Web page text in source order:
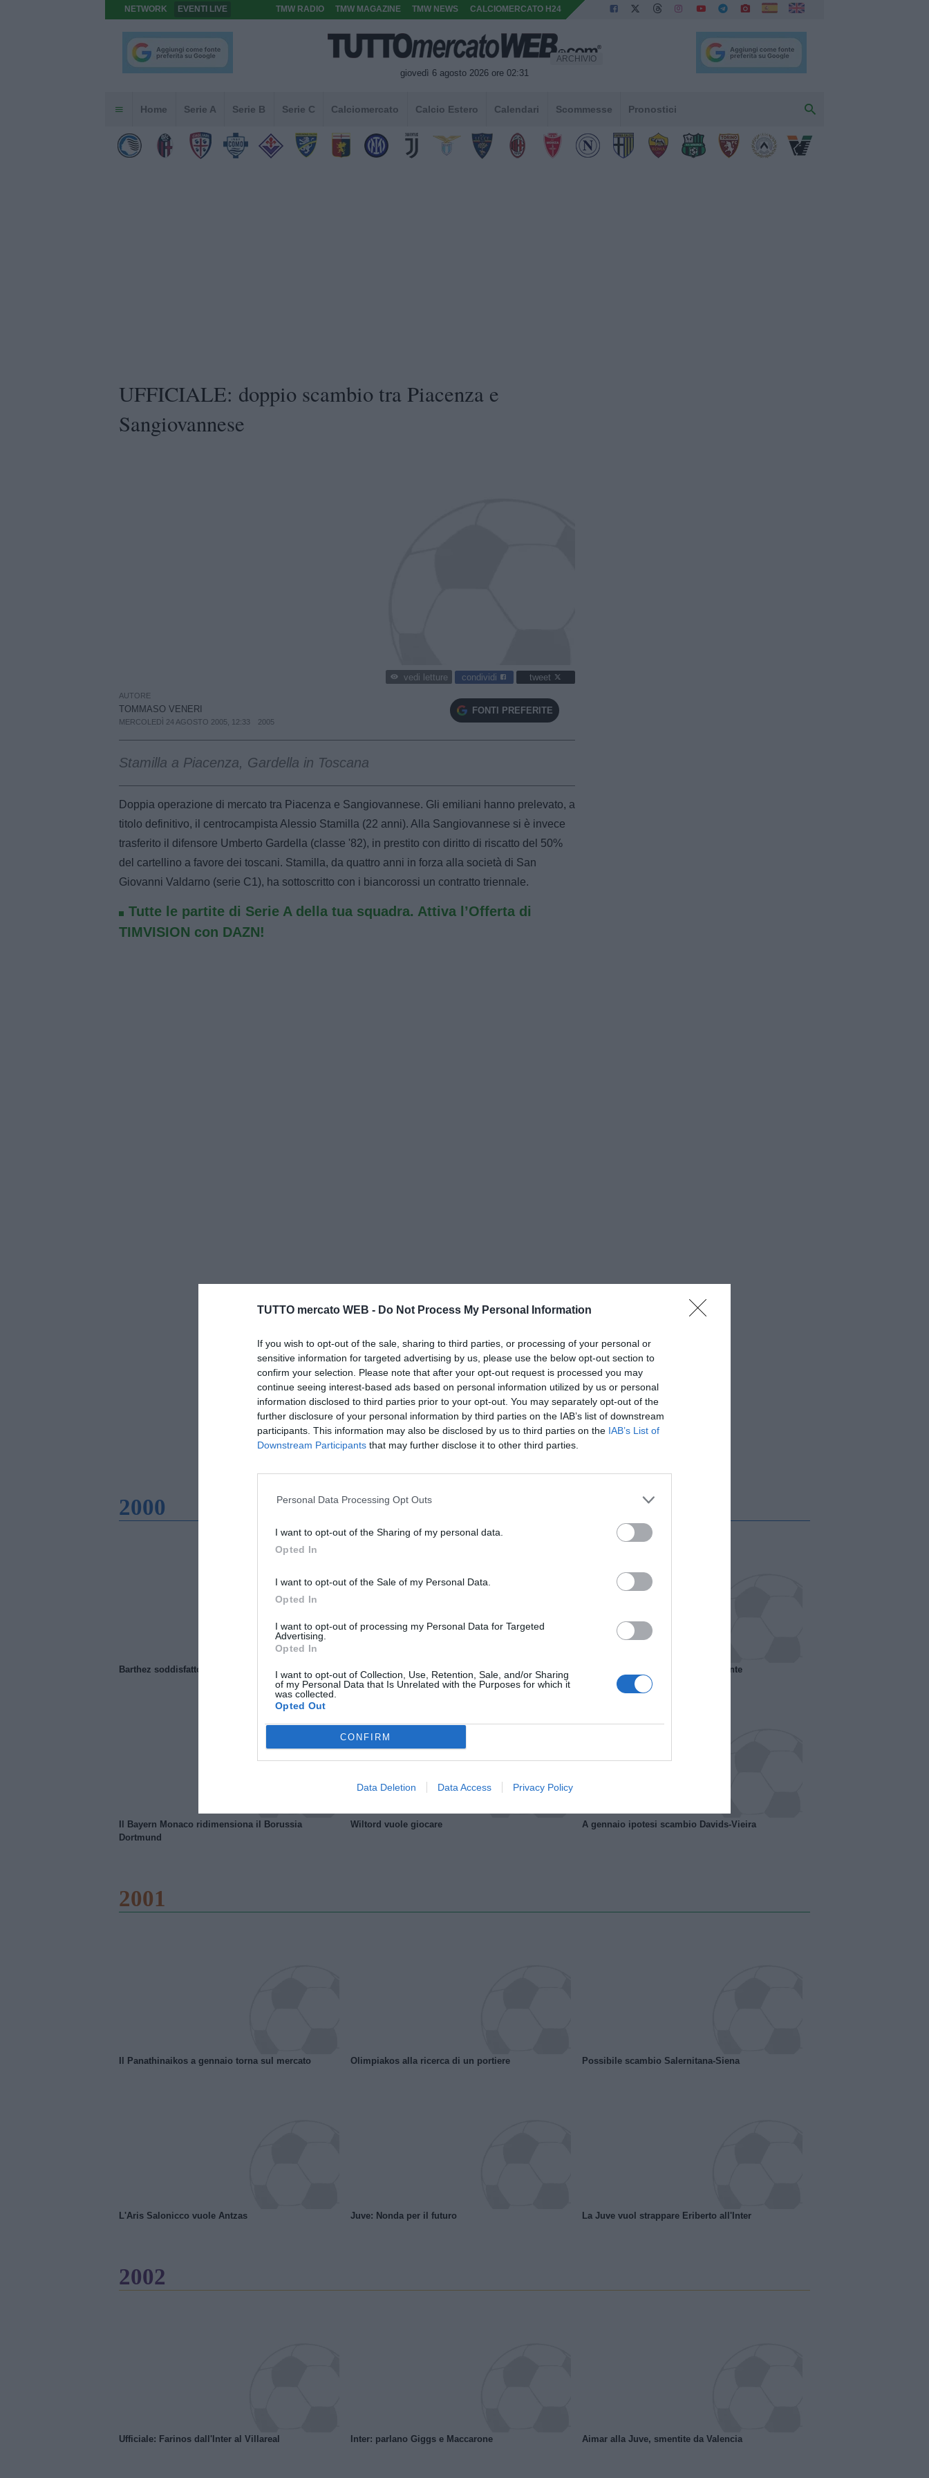
TUTTO mercato WEB - Do Not Process My Personal Information
If you wish to opt-out of the sale, sharing to third parties, or processing of your personal or
sensitive information for targeted advertising by us, please use the below opt-out section to
confirm your selection. Please note that after your opt-out request is processed you may
continue seeing interest-based ads based on personal information utilized by us or personal
information disclosed to third parties prior to your opt-out. You may separately opt-out of the
further disclosure of your personal information by third parties on the IAB’s list of downstream
participants. This information may also be disclosed by us to third parties on the IAB’s List of
Downstream Participants that may further disclose it to other third parties.
Personal Data Processing Opt Outs
I want to opt-out of the Sharing of my personal data.
Opted In
I want to opt-out of the Sale of my Personal Data.
Opted In
I want to opt-out of processing my Personal Data for Targeted
Advertising.
Opted In
I want to opt-out of Collection, Use, Retention, Sale, and/or Sharing
of my Personal Data that Is Unrelated with the Purposes for which it
was collected.
Opted Out
CONFIRM
Data Deletion Data Access Privacy Policy
NETWORK EVENTI LIVE TMW RADIO TMW MAGAZINE TMW NEWS CALCIOMERCATO H24
giovedì 6 agosto 2026 ore 02:31
ARCHIVIO
Home Serie A Serie B Serie C Calciomercato Calcio Estero Calendari Scommesse Pronostici
UFFICIALE: doppio scambio tra Piacenza e
Sangiovannese
vedi letture condividi tweet
AUTORE
TOMMASO VENERI
MERCOLEDÌ 24 AGOSTO 2005, 12:33 2005
FONTI PREFERITE
Stamilla a Piacenza, Gardella in Toscana
Doppia operazione di mercato tra Piacenza e Sangiovannese. Gli emiliani hanno prelevato, a
titolo definitivo, il centrocampista Alessio Stamilla (22 anni). Alla Sangiovannese si è invece
trasferito il difensore Umberto Gardella (classe '82), in prestito con diritto di riscatto del 50%
del cartellino a favore dei toscani. Stamilla, da quattro anni in forza alla società di San
Giovanni Valdarno (serie C1), ha sottoscritto con i biancorossi un contratto triennale.
Tutte le partite di Serie A della tua squadra. Attiva l’Offerta di
TIMVISION con DAZN!
2000
Barthez soddisfatto del Manchester United Il Rayo Vallecano spinge per Zamorano Francia, il Marsiglia senza presidente
Il Bayern Monaco ridimensiona il Borussia
Dortmund
Wiltord vuole giocare A gennaio ipotesi scambio Davids-Vieira
2001
Il Panathinaikos a gennaio torna sul mercato Olimpiakos alla ricerca di un portiere Possibile scambio Salernitana-Siena
L'Aris Salonicco vuole Antzas Juve: Nonda per il futuro La Juve vuol strappare Eriberto all'Inter
2002
Ufficiale: Farinos dall'Inter al Villareal Inter: parlano Giggs e Maccarone Aimar alla Juve, smentite da Valencia